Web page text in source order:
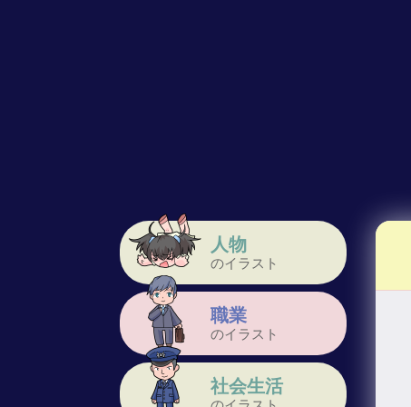
人物
のイラスト
職業
のイラスト
社会生活